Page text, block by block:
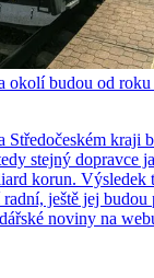
okolí budou od
Středočeském kraji
stejný dopravce
korun. Výsledek
ještě jej budou
noviny na